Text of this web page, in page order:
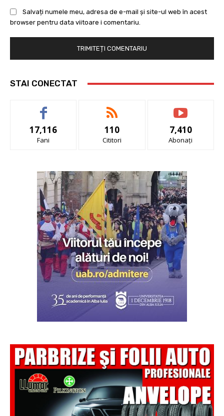
Salvați numele meu, adresa de e-mail și site-ul web în acest
browser pentru data viitoare i comentariu.
STAI CONECTAT
17,116
Fani
110
Cititori
7,410
Abonați